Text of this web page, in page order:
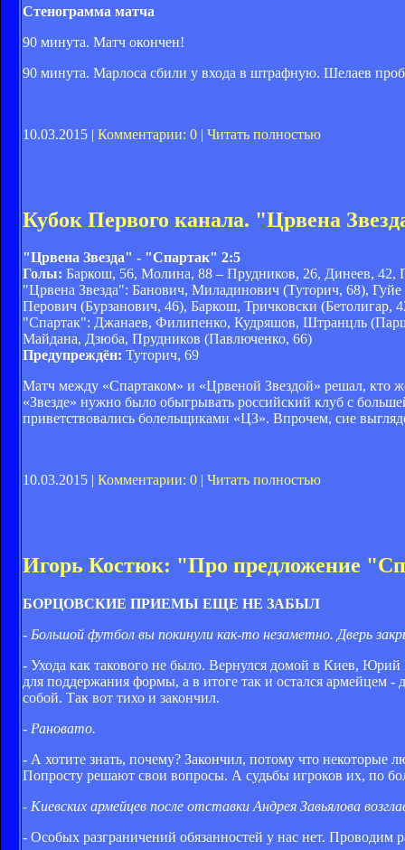
Стенограмма матча
90 минута. Матч окончен!
90 минута. Марлоса сбили у входа в штрафную. Шелаев
10.03.2015 | Комментарии: 0 | Читать полностью
Кубок Первого канала. "Црвена
"Црвена Звезда" - "Спартак" 2:5
Голы: Баркош, 56, Молина, 88 – Прудников, 26, Динеев, 42,
"Црвена Звезда": Банович, Миладинович (Туторич, 68),
Перович (Бурзанович, 46), Баркош, Тричковски (Бетолигар,
"Спартак": Джанаев, Филипенко, Кудряшов, Штранцль
Майдана, Дзюба, Прудников (Павлюченко, 66)
Предупреждён: Туторич, 69
Матч между «Спартаком» и «Црвеной Звездой» решал, кто
«Звезде» нужно было обыгрывать российский клуб с
приветствовались болельщиками «ЦЗ». Впрочем, сие
10.03.2015 | Комментарии: 0 | Читать полностью
Игорь Костюк: "Про предложение
БОРЦОВСКИЕ ПРИЕМЫ ЕЩЕ НЕ ЗАБЫЛ
- Большой футбол вы покинули как-то незаметно. Дверь
- Ухода как такового не было. Вернулся домой в Киев,
для поддержания формы, а в итоге так и остался армейцем
собой. Так вот тихо и закончил.
- Рановато.
- А хотите знать, почему? Закончил, потому что некоторые
Попросту решают свои вопросы. А судьбы игроков их, по
- Киевских армейцев после отставки Андрея Завьялова
- Особых разграничений обязанностей у нас нет. Проводим